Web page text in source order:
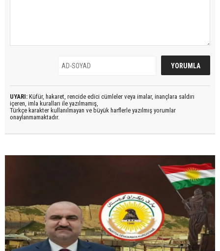
UYARI: Küfür, hakaret, rencide edici cümleler veya imalar, inançlara saldırı
içeren, imla kuralları ile yazılmamış,
Türkçe karakter kullanılmayan ve büyük harflerle yazılmış yorumlar
onaylanmamaktadır.